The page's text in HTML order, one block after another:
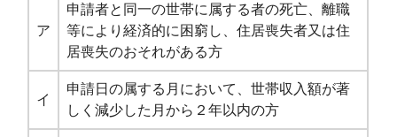
ア
申請者と同一の世帯に属する者の死亡、離職
等により経済的に困窮し、住居喪失者又は住
居喪失のおそれがある方
イ
申請日の属する月において、世帯収入額が著
しく減少した月から２年以内の方